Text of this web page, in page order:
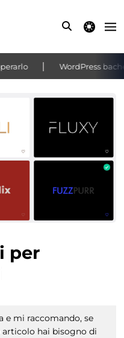
theme
WordPress
›
per
e mi raccomando, se
hai bisogno di